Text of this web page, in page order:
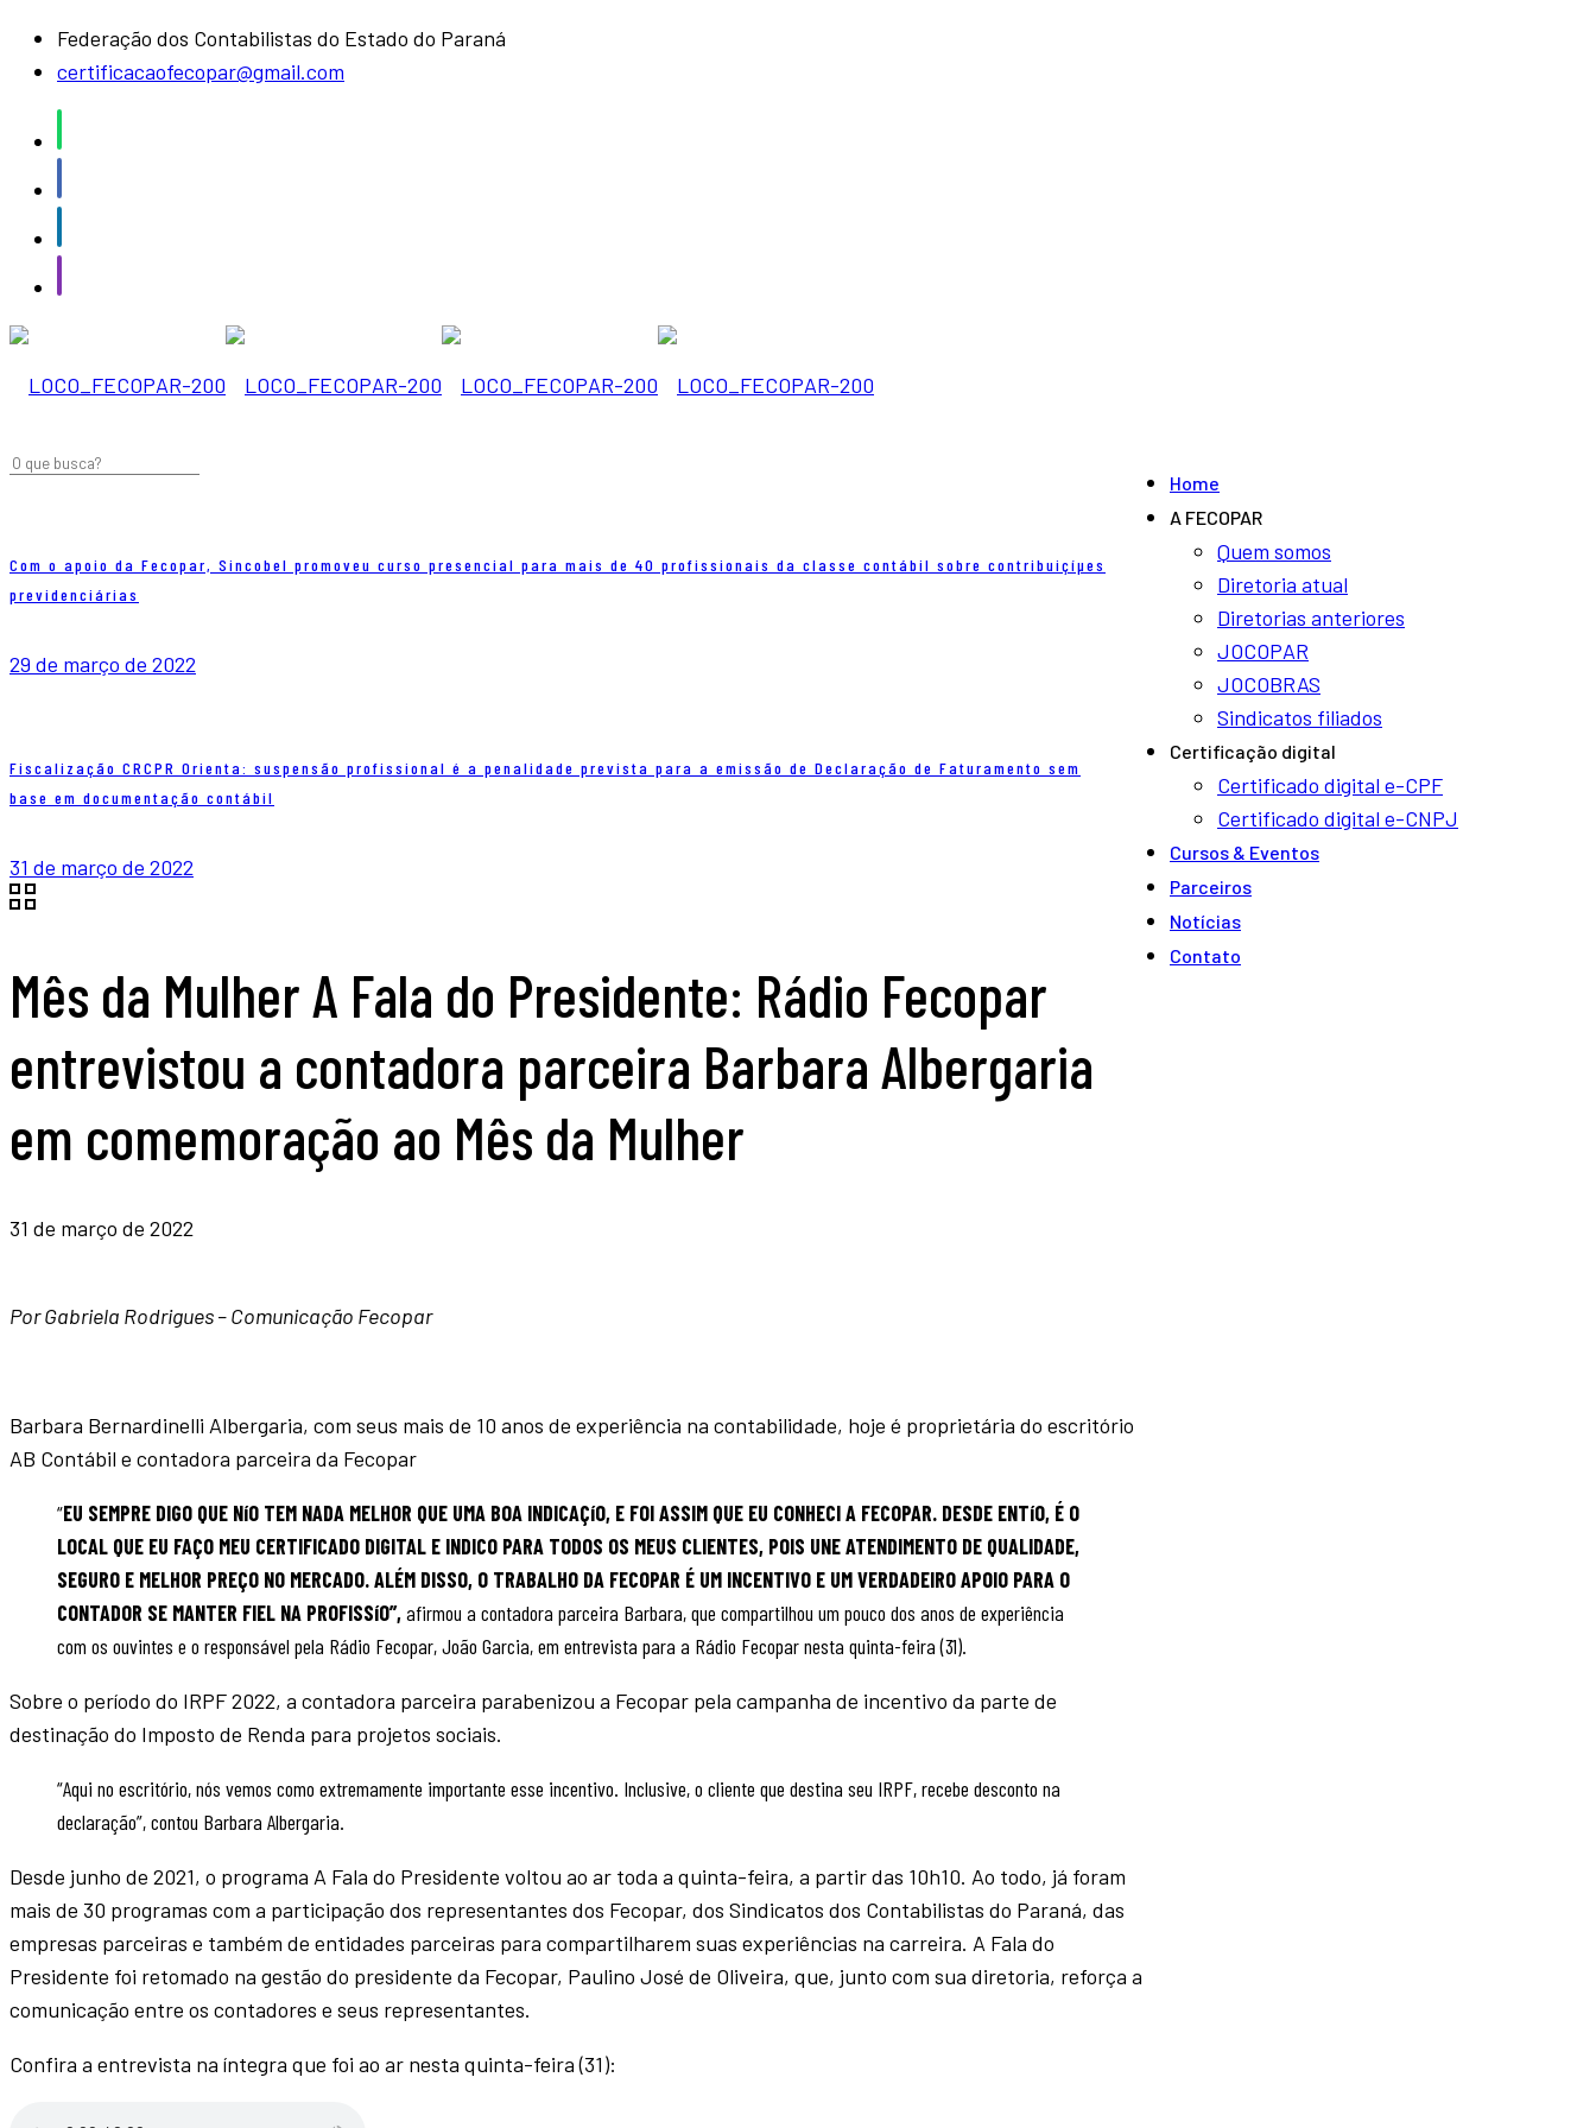
Federação dos Contabilistas do Estado do Paraná
certificacaofecopar@gmail.com
Home
A FECOPAR
Quem somos
Diretoria atual
Diretorias anteriores
JOCOPAR
JOCOBRAS
Sindicatos filiados
Certificação digital
Certificado digital e-CPF
Certificado digital e-CNPJ
Cursos & Eventos
Parceiros
Notí­cias
Contato
Com o apoio da Fecopar, Sincobel promoveu curso presencial para mais de 40 profissionais da classe contábil sobre contribuiçíµes
previdenciárias
29 de março de 2022
Fiscalização CRCPR Orienta: suspensão profissional é a penalidade prevista para a emissão de Declaração de Faturamento sem
base em documentação contábil
31 de março de 2022
Mês da Mulher A Fala do Presidente: Rádio Fecopar
entrevistou a contadora parceira Barbara Albergaria
em comemoração ao Mês da Mulher
31 de março de 2022
Por Gabriela Rodrigues – Comunicação Fecopar
Barbara Bernardinelli Albergaria, com seus mais de 10 anos de experiência na contabilidade, hoje é proprietária do escritório
AB Contábil e contadora parceira da Fecopar
“EU SEMPRE DIGO QUE NíO TEM NADA MELHOR QUE UMA BOA INDICAÇíO, E FOI ASSIM QUE EU CONHECI A FECOPAR. DESDE ENTíO, É O
LOCAL QUE EU FAÇO MEU CERTIFICADO DIGITAL E INDICO PARA TODOS OS MEUS CLIENTES, POIS UNE ATENDIMENTO DE QUALIDADE,
SEGURO E MELHOR PREÇO NO MERCADO. ALÉM DISSO, O TRABALHO DA FECOPAR É UM INCENTIVO E UM VERDADEIRO APOIO PARA O
CONTADOR SE MANTER FIEL NA PROFISSíO”,afirmou a contadora parceira Barbara, que compartilhou um pouco dos anos de experiência
com os ouvintes e o responsável pela Rádio Fecopar, João Garcia, em entrevista para a Rádio Fecopar nesta quinta-feira (31).
Sobre o período do IRPF 2022, a contadora parceira parabenizou a Fecopar pela campanha de incentivo da parte de
destinação do Imposto de Renda para projetos sociais.
“Aqui no escritório, nós vemos como extremamente importante esse incentivo. Inclusive, o cliente que destina seu IRPF, recebe desconto na
declaração”, contou Barbara Albergaria.
Desde junho de 2021, o programa A Fala do Presidente voltou ao ar toda a quinta-feira, a partir das 10h10. Ao todo, já foram
mais de 30 programas com a participação dos representantes dos Fecopar, dos Sindicatos dos Contabilistas do Paraná, das
empresas parceiras e também de entidades parceiras para compartilharem suas experiências na carreira. A Fala do
Presidente foi retomado na gestão do presidente da Fecopar, Paulino José de Oliveira, que, junto com sua diretoria, reforça a
comunicação entre os contadores e seus representantes.
Confira a entrevista na íntegra que foi ao ar nesta quinta-feira (31):